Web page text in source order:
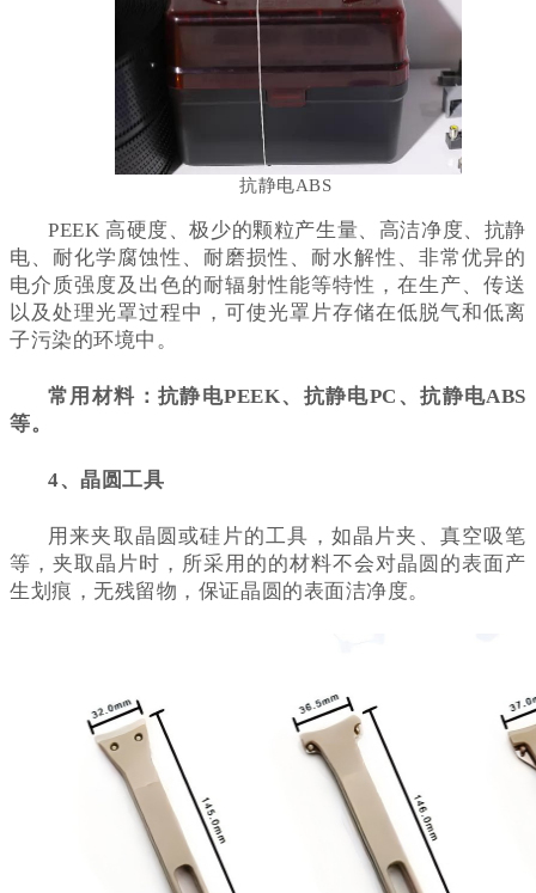
抗静电ABS
PEEK 高硬度、极少的颗粒产生量、高洁净度、抗静
电、耐化学腐蚀性、耐磨损性、耐水解性、非常优异的
电介质强度及出色的耐辐射性能等特性，在生产、传送
以及处理光罩过程中，可使光罩片存储在低脱气和低离
子污染的环境中。
常用材料：抗静电PEEK、抗静电PC、抗静电ABS
等。
4、晶圆工具
用来夹取晶圆或硅片的工具，如晶片夹、真空吸笔
等，夹取晶片时，所采用的的材料不会对晶圆的表面产
生划痕，无残留物，保证晶圆的表面洁净度。